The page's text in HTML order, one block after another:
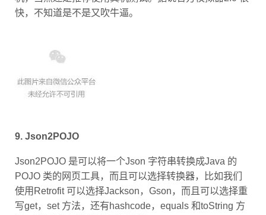
快，不知道是不是又吹牛逼。
9. Json2POJO
Json2POJO 是可以将一个Json 字符串转换成Java 的
POJO 类的网页工具，而且可以选择转换器，比如我们
使用Retrofit 可以选择Jackson，Gson，而且可以选择重
写get，set 方法，还有hashcode，equals 和toString 方